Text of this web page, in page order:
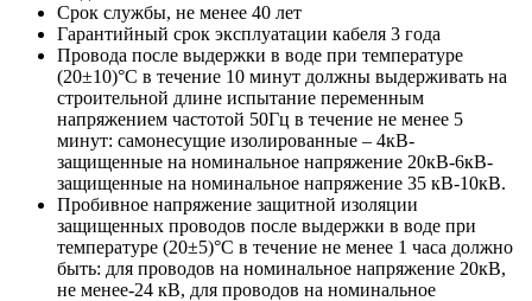
Срок службы, не менее 40 лет
Гарантийный срок эксплуатации кабеля 3 года
Провода после выдержки в воде при температуре
(20±10)°C в течение 10 минут должны выдерживать на
строительной длине испытание переменным
напряжением частотой 50Гц в течение не менее 5
минут: самонесущие изолированные – 4кВ-
защищенные на номинальное напряжение 20кВ-6кВ-
защищенные на номинальное напряжение 35 кВ-10кВ.
Пробивное напряжение защитной изоляции
защищенных проводов после выдержки в воде при
температуре (20±5)°С в течение не менее 1 часа должно
быть: для проводов на номинальное напряжение 20кВ,
не менее-24 кВ, для проводов на номинальное